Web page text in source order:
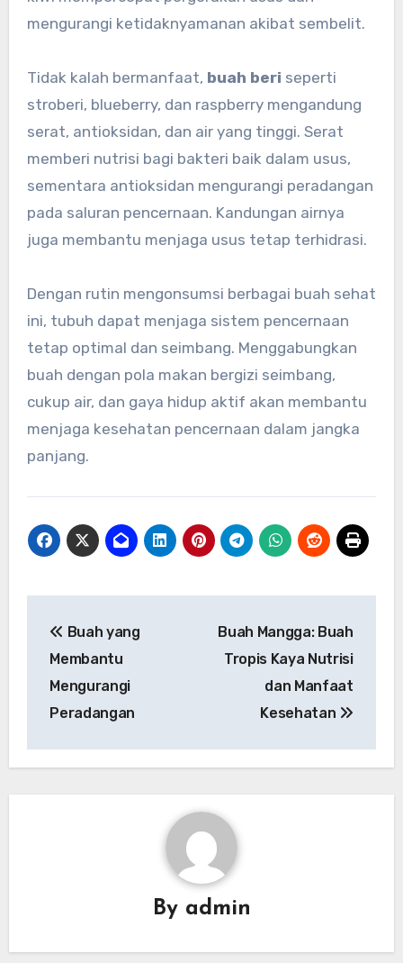
mengurangi ketidaknyamanan akibat sembelit.
Tidak kalah bermanfaat, buah beri seperti
stroberi, blueberry, dan raspberry mengandung
serat, antioksidan, dan air yang tinggi. Serat
memberi nutrisi bagi bakteri baik dalam usus,
sementara antioksidan mengurangi peradangan
pada saluran pencernaan. Kandungan airnya
juga membantu menjaga usus tetap terhidrasi.
Dengan rutin mengonsumsi berbagai buah sehat
ini, tubuh dapat menjaga sistem pencernaan
tetap optimal dan seimbang. Menggabungkan
buah dengan pola makan bergizi seimbang,
cukup air, dan gaya hidup aktif akan membantu
menjaga kesehatan pencernaan dalam jangka
panjang.
pos
Buah yang
Membantu
Mengurangi
Peradangan
Buah Mangga: Buah
Tropis Kaya Nutrisi
dan Manfaat
Kesehatan
By admin